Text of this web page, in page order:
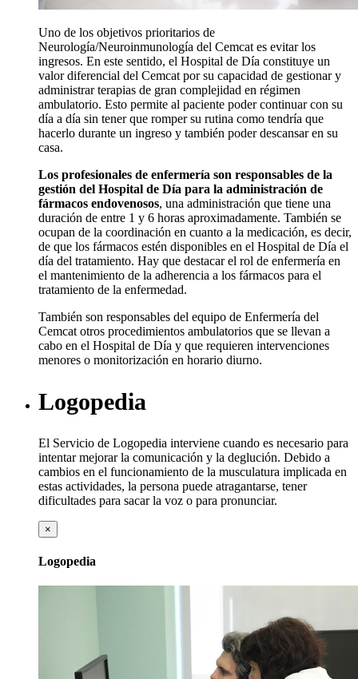
Uno de los objetivos prioritarios de
Neurología/Neuroinmunología del Cemcat es evitar los
ingresos. En este sentido, el Hospital de Día constituye un
valor diferencial del Cemcat por su capacidad de gestionar y
administrar terapias de gran complejidad en régimen
ambulatorio. Esto permite al paciente poder continuar con su
día a día sin tener que romper su rutina como tendría que
hacerlo durante un ingreso y también poder descansar en su
casa.
Los profesionales de enfermería son responsables de la
gestión del Hospital de Día para la administración de
fármacos endovenosos, una administración que tiene una
duración de entre 1 y 6 horas aproximadamente. También se
ocupan de la coordinación en cuanto a la medicación, es decir,
de que los fármacos estén disponibles en el Hospital de Día el
día del tratamiento. Hay que destacar el rol de enfermería en
el mantenimiento de la adherencia a los fármacos para el
tratamiento de la enfermedad.
También son responsables del equipo de Enfermería del
Cemcat otros procedimientos ambulatorios que se llevan a
cabo en el Hospital de Día y que requieren intervenciones
menores o monitorización en horario diurno.
Logopedia
El Servicio de Logopedia interviene cuando es necesario para
intentar mejorar la comunicación y la deglución. Debido a
cambios en el funcionamiento de la musculatura implicada en
estas actividades, la persona puede atragantarse, tener
dificultades para sacar la voz o para pronunciar.
×
Logopedia